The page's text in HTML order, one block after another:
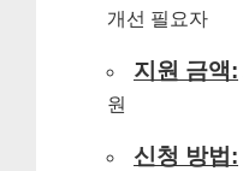
개선 필요자
지원 금액:
원
신청 방법: